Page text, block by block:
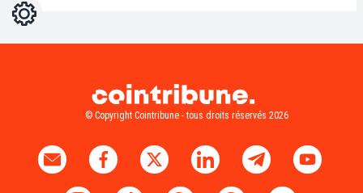
Réglages
© Copyright Cointribune - tous droits réservés 2026